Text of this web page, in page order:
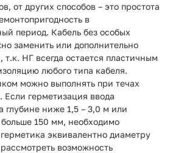
от других способов – это простота
в
период. Кабель без особых
заменить или дополнительно
т.к. НГ всегда остается пластичным
любого типа кабеля.
можно выполнять при течах
Если герметизация ввода
глубине ниже 1,5 – 3,0 м или
150 мм, необходимо
эквивалентно диаметру
возможность